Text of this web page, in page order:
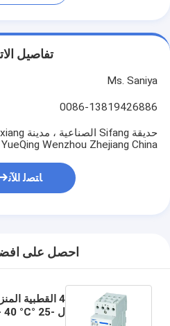
تفاصيل
Ms. Saniya
0086-13819426886
YueQing Wenzhou Zhejiang China
ﺎﺘﺼﻟ ﺍﻶﻧ
احصل على
4 القطبية